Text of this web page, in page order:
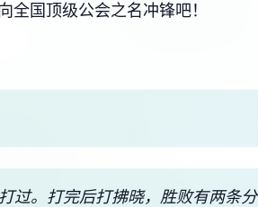
国顶级公会之名冲锋吧！
过。打完后打拂晓，胜败有两条分